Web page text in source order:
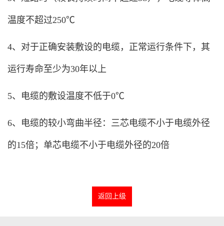
温度不超过250℃
4、对于正确安装敷设的电缆，正常运行条件下，其
运行寿命至少为30年以上
5、电缆的敷设温度不低于0℃
6、电缆的较小弯曲半径：三芯电缆不小于电缆外径
的15倍；单芯电缆不小于电缆外径的20倍
返回上级